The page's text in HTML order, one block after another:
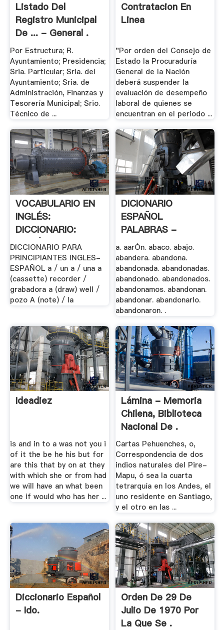
Listado Del
Registro Municipal
De ... - General .
Por Estructura; R.
Ayuntamiento; Presidencia;
Sria. Particular; Sria. del
Ayuntamiento; Sria. de
Administración, Finanzas y
Tesorería Municipal; Srio.
Técnico de ...
Contratacion En
Linea
"Por orden del Consejo de
Estado la Procuraduría
General de la Nación
deberá suspender la
evaluación de desempeño
laboral de quienes se
encuentran en el periodo ...
VOCABULARIO EN
INGLÉS:
DICCIONARIO:
INGLÉS .
DICCIONARIO PARA
PRINCIPIANTES INGLES-
ESPAÑOL a / un a / una a
(cassette) recorder /
grabadora a (draw) well /
pozo A (note) / la
DICIONARIO
ESPAÑOL
PALABRAS -
Actiweb.es
a. aarÓn. abaco. abajo.
abandera. abandona.
abandonada. abandonadas.
abandonado. abandonados.
abandonamos. abandonan.
abandonar. abandonarlo.
abandonaron. .
Ideadiez
is and in to a was not you i
of it the be he his but for
are this that by on at they
with which she or from had
we will have an what been
one if would who has her ...
Lámina - Memoria
Chilena, Biblioteca
Nacional De .
Cartas Pehuenches, o,
Correspondencia de dos
indios naturales del Pire-
Mapu, ó sea la cuarta
tetrarquía en los Andes, el
uno residente en Santiago,
y el otro en las ...
Diccionario Español
- Ido.
Orden De 29 De
Julio De 1970 Por
La Que Se .